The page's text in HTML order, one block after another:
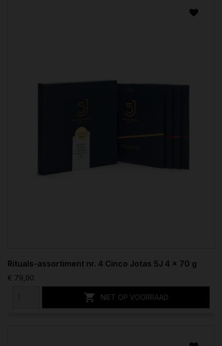
Rituals-assortiment nr. 4 Cinco Jotas 5J 4 x 70 g
€ 79,90
 NIET OP VOORRAAD